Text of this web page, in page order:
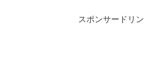
スポンサードリ